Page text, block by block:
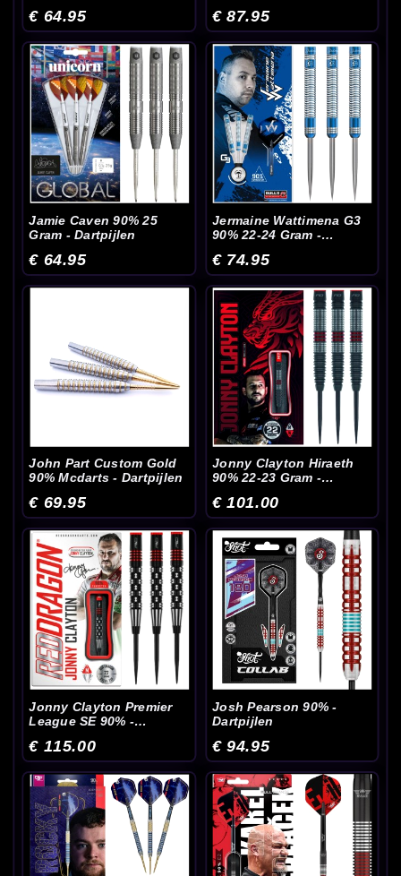
€ 64.95 € 87.95
Jamie Caven 90% 25
Gram - Dartpijlen
€ 64.95
Jermaine Wattimena G3
90% 22-24 Gram -
€ 74.95
John Part Custom Gold
90% Mcdarts - Dartpijlen
€ 69.95
Jonny Clayton Hiraeth
90% 22-23 Gram -
€ 101.00
Jonny Clayton Premier
League SE 90% -
€ 115.00
Josh Pearson 90% -
Dartpijlen
€ 94.95